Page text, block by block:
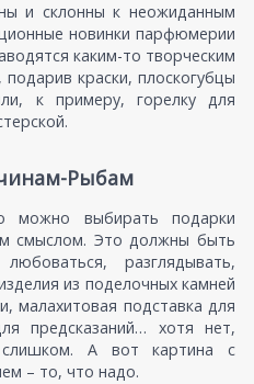
и склонны к неожиданным
новинки парфюмерии
каким-то творческим
краски, плоскогубцы
к примеру, горелку для
Рыбам
можно выбирать подарки
смыслом. Это должны быть
разглядывать,
из поделочных камней
малахитовая подставка для
предсказаний… хотя нет,
А вот картина с
– то, что надо.